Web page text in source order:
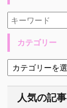
カテゴリー
人気の記事